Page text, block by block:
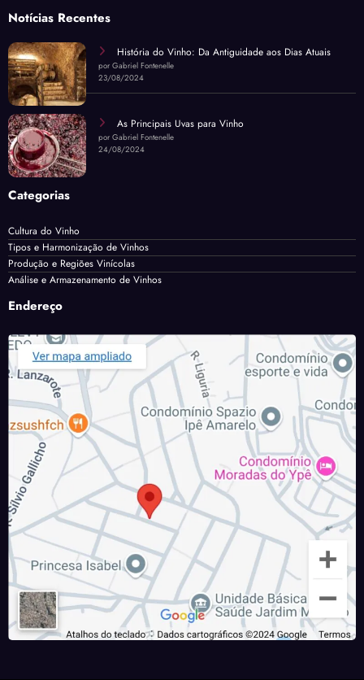
Notícias Recentes
História do Vinho: Da Antiguidade aos Dias Atuais
por Gabriel Fontenelle
23/08/2024
As Principais Uvas para Vinho
por Gabriel Fontenelle
24/08/2024
Categorias
Cultura do Vinho
Tipos e Harmonização de Vinhos
Produção e Regiões Vinícolas
Análise e Armazenamento de Vinhos
Endereço